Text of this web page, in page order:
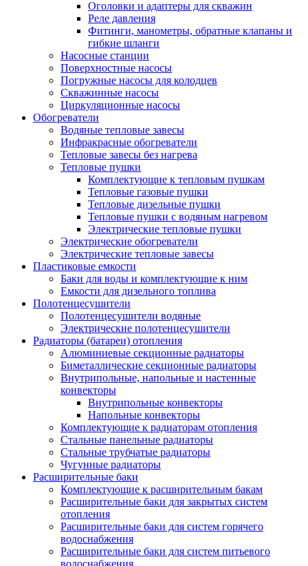
Оголовки и адаптеры для скважин
Реле давления
Фитинги, манометры, обратные клапаны и
гибкие шланги
Насосные станции
Поверхностные насосы
Погружные насосы для колодцев
Скважинные насосы
Циркуляционные насосы
Обогреватели
Водяные тепловые завесы
Инфракрасные обогреватели
Тепловые завесы без нагрева
Тепловые пушки
Комплектующие к тепловым пушкам
Тепловые газовые пушки
Тепловые дизельные пушки
Тепловые пушки с водяным нагревом
Электрические тепловые пушки
Электрические обогреватели
Электрические тепловые завесы
Пластиковые емкости
Баки для воды и комплектующие к ним
Емкости для дизельного топлива
Полотенцесушители
Полотенцесушители водяные
Электрические полотенцесушители
Радиаторы (батареи) отопления
Алюминиевые секционные радиаторы
Биметаллические секционные радиаторы
Внутрипольные, напольные и настенные
конвекторы
Внутрипольные конвекторы
Напольные конвекторы
Комплектующие к радиаторам отопления
Стальные панельные радиаторы
Стальные трубчатые радиаторы
Чугунные радиаторы
Расширительные баки
Комплектующие к расширительным бакам
Расширительные баки для закрытых систем
отопления
Расширительные баки для систем горячего
водоснабжения
Расширительные баки для систем питьевого
водоснабжения